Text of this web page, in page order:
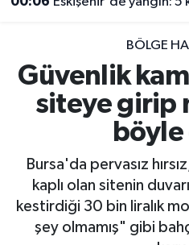
BÖLGE
Güvenlik
siteye girip
böyle
Bursa'da pervasız
kaplı olan sitenin
kestirdiği 30 bin liralık
şey olmamış" gibi
Spor
Ekonomi
Sağlık
TFF 3.Lig 4.Grup
Tüm Manşetler
Son Dakika Haberleri
Haber Arşivi